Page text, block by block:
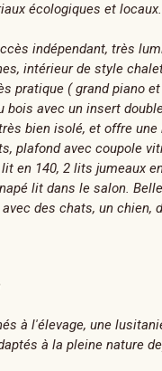
écologiques et
indépendant, très
intérieur de style
pratique ( grand piano
avec un insert
bien isolé, et offre
plafond avec coupole
en 140, 2 lits jumeaux
lit dans le salon.
des chats, un chien,
à l'élevage, une
à la pleine nature